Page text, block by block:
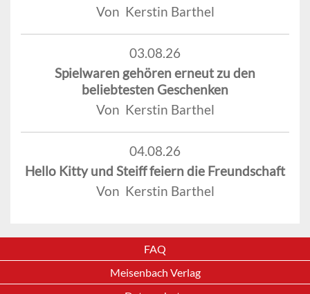
Von Kerstin Barthel
03.08.26
Spielwaren gehören erneut zu den
beliebtesten Geschenken
Von Kerstin Barthel
04.08.26
Hello Kitty und Steiff feiern die Freundschaft
Von Kerstin Barthel
FAQ
Meisenbach Verlag